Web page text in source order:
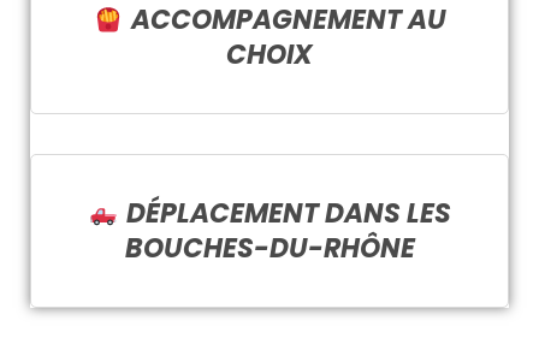
ACCOMPAGNEMENT AU
CHOIX
DÉPLACEMENT DANS LES
BOUCHES-DU-RHÔNE